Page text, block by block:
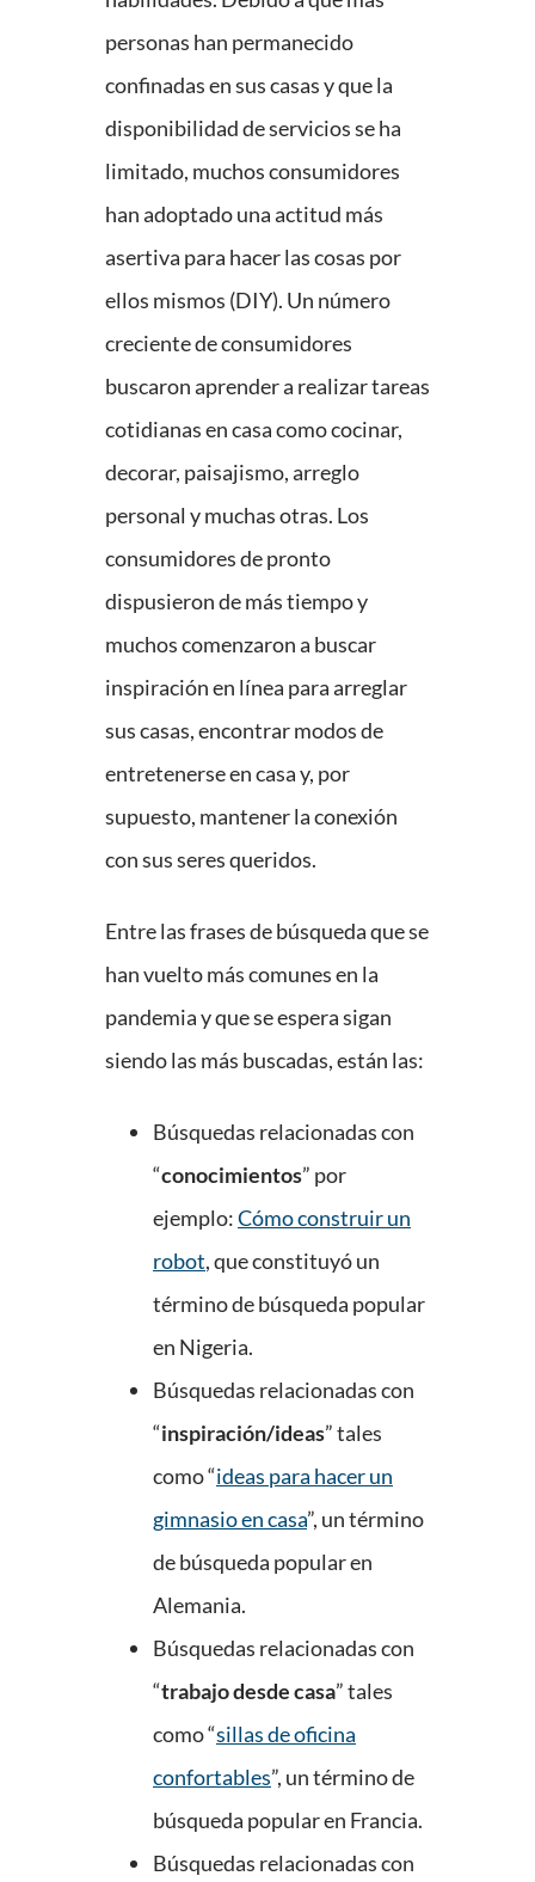
personas han permanecido
confinadas en sus casas y que la
disponibilidad de servicios se ha
limitado, muchos consumidores
han adoptado una actitud más
asertiva para hacer las cosas por
ellos mismos (DIY). Un número
creciente de consumidores
buscaron aprender a realizar tareas
cotidianas en casa como cocinar,
decorar, paisajismo, arreglo
personal y muchas otras. Los
consumidores de pronto
dispusieron de más tiempo y
muchos comenzaron a buscar
inspiración en línea para arreglar
sus casas, encontrar modos de
entretenerse en casa y, por
supuesto, mantener la conexión
con sus seres queridos.
Entre las frases de búsqueda que se
han vuelto más comunes en la
pandemia y que se espera sigan
siendo las más buscadas, están las:
Búsquedas relacionadas con
“conocimientos” por
ejemplo:Cómo construir un
robot, que constituyó un
término de búsqueda popular
en Nigeria.
Búsquedas relacionadas con
“inspiración/ideas” tales
como “ideas para hacer un
gimnasio en casa”, un término
de búsqueda popular en
Alemania.
Búsquedas relacionadas con
“trabajo desde casa” tales
como “sillas de oficina
confortables”, un término de
búsqueda popular en Francia.
Búsquedas relacionadas con